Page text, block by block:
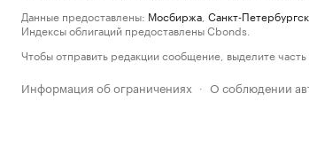
Данные предоставлены: Мосбиржа Санкт-
Индексы облигаций предоставлены Cbonds.
Чтобы отправить редакции сообщение, выделите
Информация об ограничениях · О соблюдении